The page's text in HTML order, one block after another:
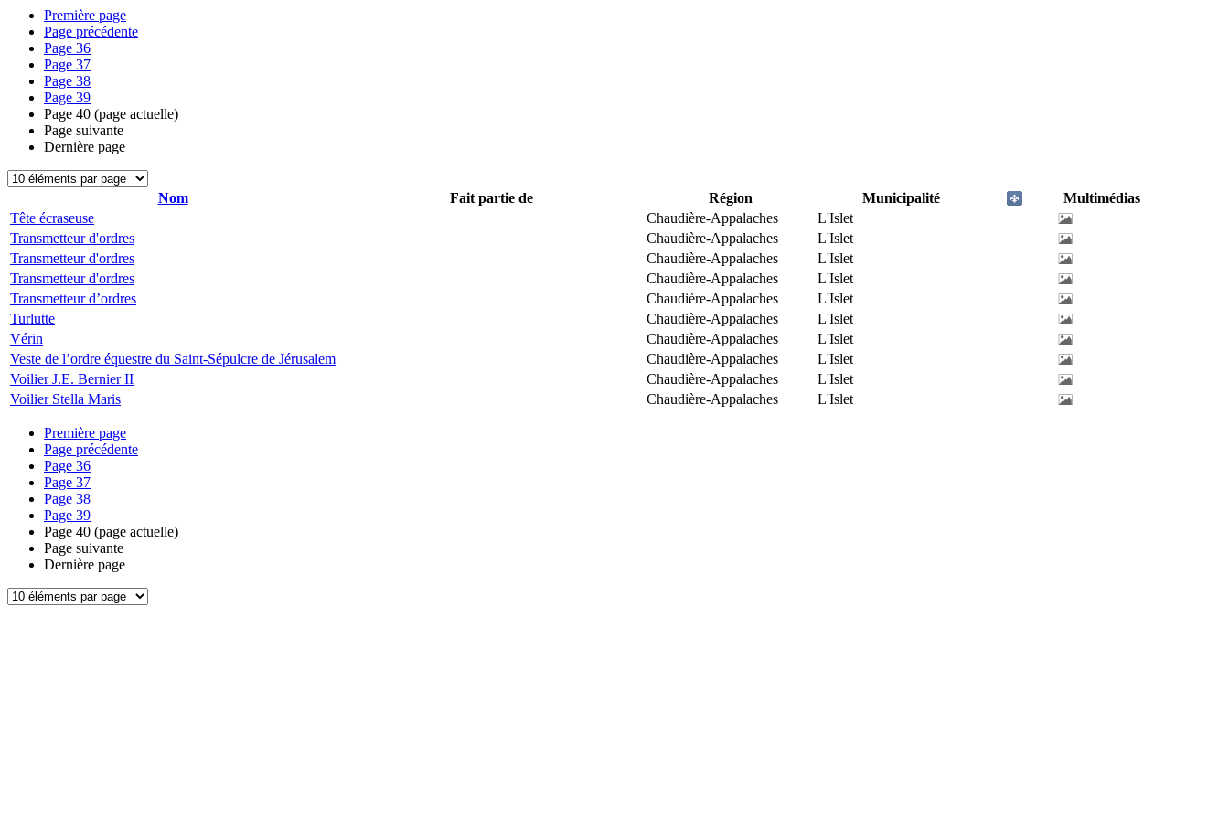
Première page
Page précédente
Page 36
Page 37
Page 38
Page 39
Page 40 (page actuelle)
Page suivante
Dernière page
Nom Fait partie de Région Municipalité
Multimédias
Tête écraseuse
Chaudière-Appalaches
L'Islet
Transmetteur d'ordres
Chaudière-Appalaches
L'Islet
Transmetteur d'ordres
Chaudière-Appalaches
L'Islet
Transmetteur d'ordres
Chaudière-Appalaches
L'Islet
Transmetteur d’ordres
Chaudière-Appalaches
L'Islet
Turlutte
Chaudière-Appalaches
L'Islet
Vérin
Chaudière-Appalaches
L'Islet
Veste de l’ordre équestre du Saint-Sépulcre de Jérusalem
Chaudière-Appalaches
L'Islet
Voilier J.E. Bernier II
Chaudière-Appalaches
L'Islet
Voilier Stella Maris
Chaudière-Appalaches L'Islet
Première page
Page précédente
Page 36
Page 37
Page 38
Page 39
Page 40 (page actuelle)
Page suivante
Dernière page